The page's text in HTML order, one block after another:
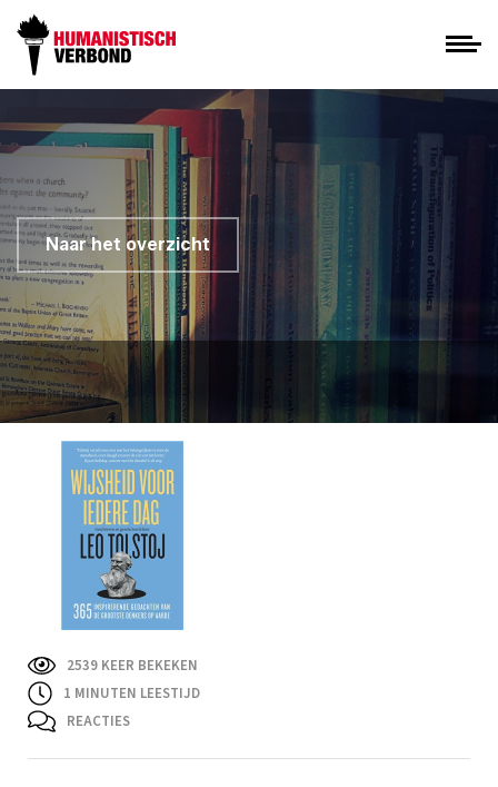
Naar het overzicht
2539 KEER BEKEKEN
1 MINUTEN LEESTIJD
REACTIES